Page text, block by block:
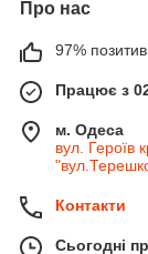
Про нас
97%
Працює з
м. Одеса
вул. Героїв
Контакти
Сьогодні